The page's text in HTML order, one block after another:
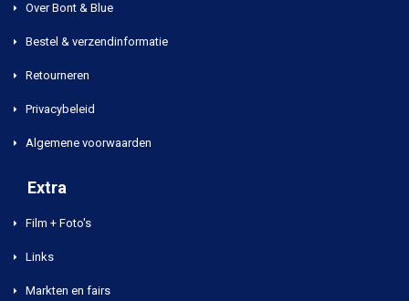
Over Bont & Blue
Bestel & verzendinformatie
Retourneren
Privacybeleid
Algemene voorwaarden
Extra
Film + Foto's
Links
Markten en fairs